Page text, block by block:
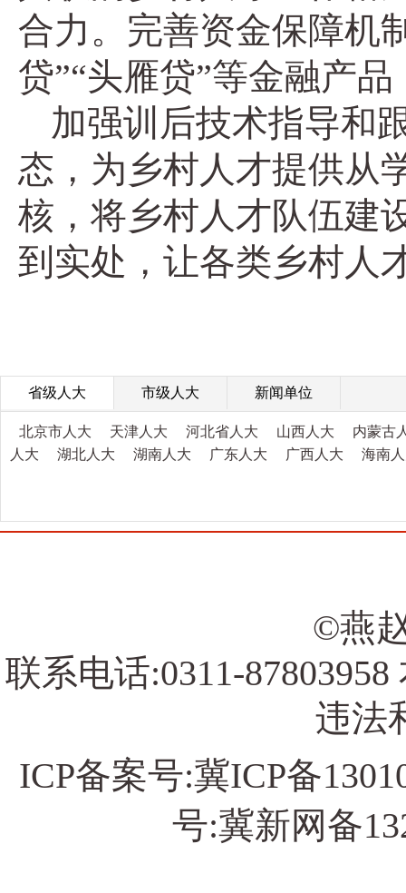
合力。完善资金保障机
贷”“头雁贷”等金融产
加强训后技术指导和
态，为乡村人才提供从
核，将乡村人才队伍建
到实处，让各类乡村人
省级人大 市级人大 新闻单位
北京市人大 天津人大 河北省人大 山西人大
内蒙古
人大
湖北人大 湖南人大 广东人大 广西人大 海南
©燕
联系电话:0311-
违法
ICP备案号:冀ICP备
号:冀新网备